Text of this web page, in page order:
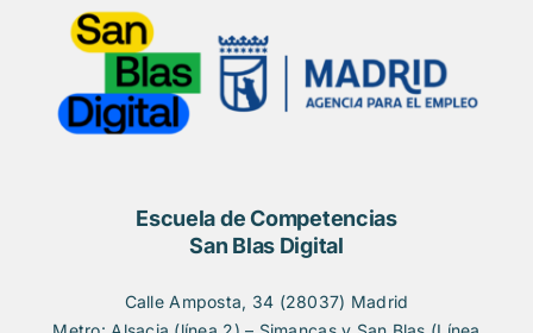
Escuela de Competencias
San Blas Digital
Calle Amposta, 34 (28037) Madrid